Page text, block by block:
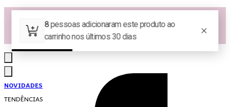
Las Queridas Club🌷 - Ganhe 5% Cashback em pontos na sua compra!
Ganhe 10% OFF na 1ª compra no App: PRIMEIRANOAPP 😍
♡ Coleção Nova: Grace in Motion ♡
NOVIDADES
TENDÊNCIAS